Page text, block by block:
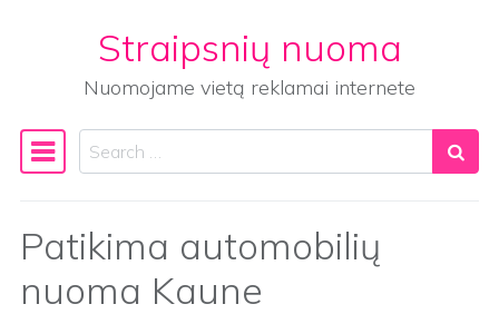
Straipsnių nuoma
Nuomojame vietą reklamai internete
Main Navigation
Search
Patikima automobilių
nuoma Kaune